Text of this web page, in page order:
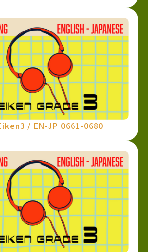
/ EN-JP 0661-0680